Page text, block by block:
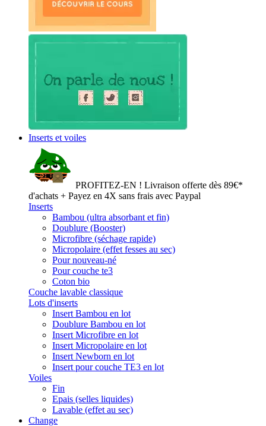
Inserts et voiles
PROFITEZ-EN ! Livraison offerte dès 89€*
d'achats + Payez en 4X sans frais avec Paypal
Inserts
Bambou (ultra absorbant et fin)
Doublure (Booster)
Microfibre (séchage rapide)
Micropolaire (effet fesses au sec)
Pour nouveau-né
Pour couche te3
Coton bio
Couche lavable classique
Lots d'inserts
Insert Bambou en lot
Doublure Bambou en lot
Insert Microfibre en lot
Insert Micropolaire en lot
Insert Newborn en lot
Insert pour couche TE3 en lot
Voiles
Fin
Epais (selles liquides)
Lavable (effet au sec)
Change